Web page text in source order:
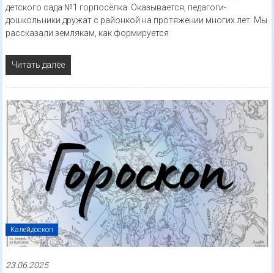
детского сада №1 горпосёлка. Оказывается, педагоги-
дошкольники дружат с районкой на протяжении многих лет. Мы
рассказали землякам, как формируется
Читать далее
Калейдоскоп
23.06.2025